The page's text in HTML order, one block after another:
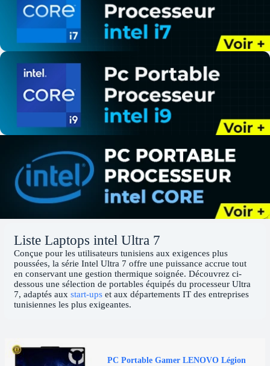
Liste Laptops intel Ultra 7
Conçue pour les utilisateurs tunisiens aux exigences plus
poussées, la série Intel Ultra 7 offre une puissance accrue tout
en conservant une gestion thermique soignée. Découvrez ci-
dessous une sélection de portables équipés du processeur Ultra
7, adaptés auxstart-ups et aux départements IT des entreprises
tunisiennes les plus exigeantes.
PC Portable Gamer LENOVO Légion